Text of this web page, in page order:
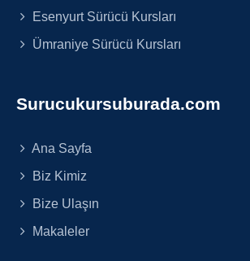
Esenyurt Sürücü Kursları
Ümraniye Sürücü Kursları
Surucukursuburada.com
Ana Sayfa
Biz Kimiz
Bize Ulaşın
Makaleler